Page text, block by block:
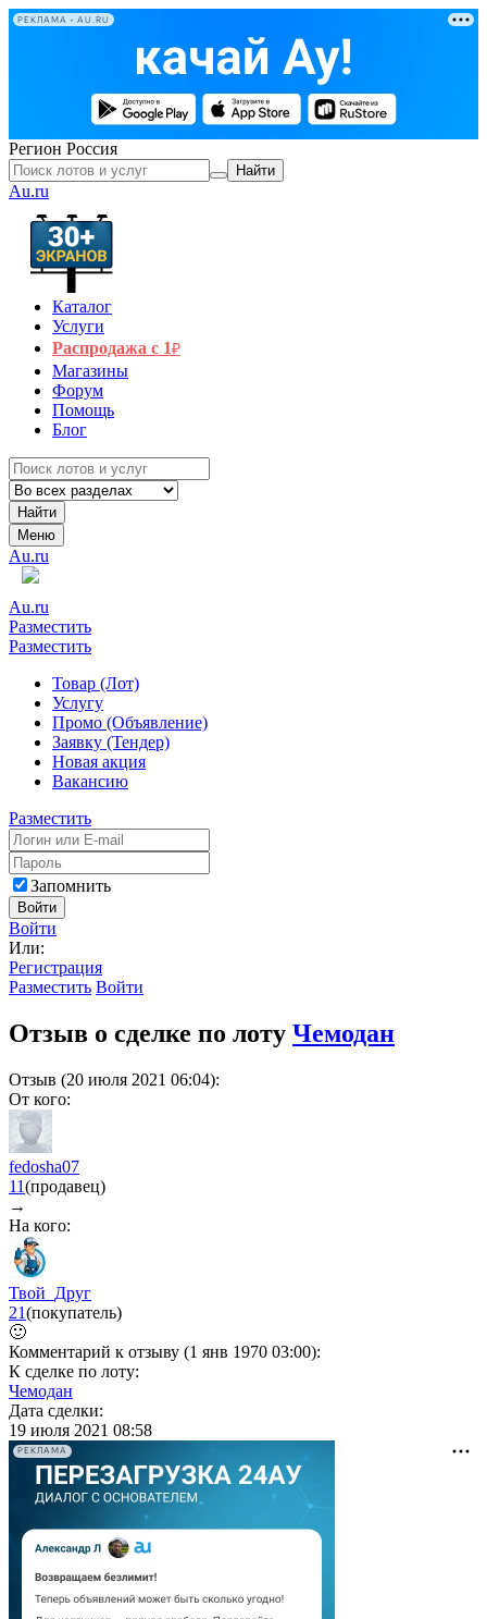
РЕКЛАМА • AU.RU
Регион Россия
Найти
Au.ru
Каталог
Услуги
Распродажа с 1₽
Магазины
Форум
Помощь
Блог
Найти
Меню
Au.ru
Au.ru
Разместить
Разместить
Товар (Лот)
Услугу
Промо (Объявление)
Заявку (Тендер)
Новая акция
Вакансию
Разместить
Запомнить
Войти
Войти
Или:
Регистрация
Разместить Войти
Отзыв о сделке по лоту Чемодан
Отзыв (20 июля 2021 06:04):
От кого:
fedosha07
11(продавец)
→
На кого:
Твой_Друг
21(покупатель)
🙂
Комментарий к отзыву (1 янв 1970 03:00):
К сделке по лоту:
Чемодан
Дата сделки:
19 июля 2021 08:58
РЕКЛАМА